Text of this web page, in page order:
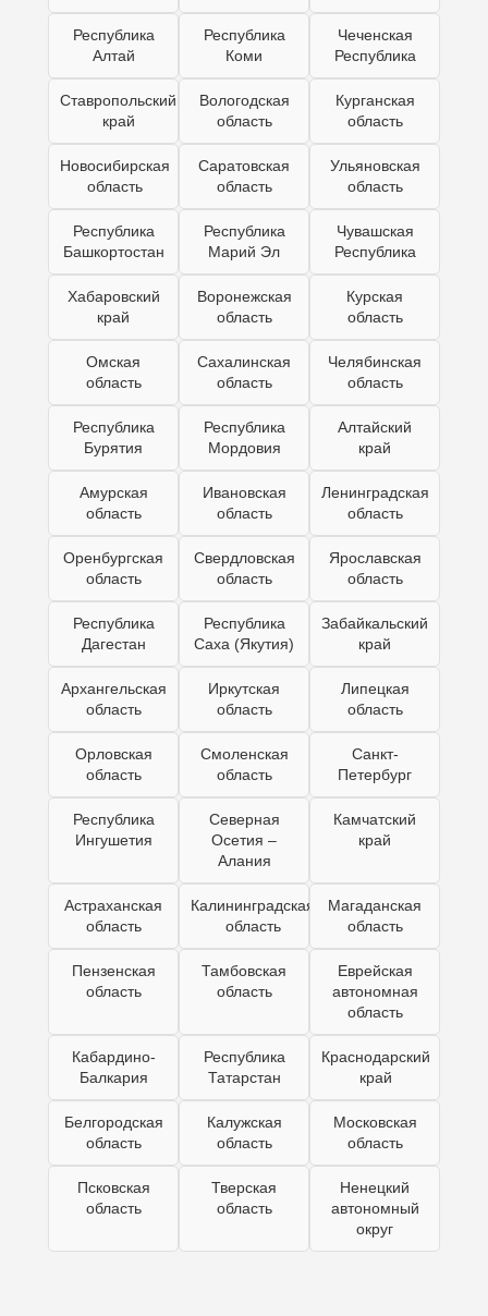
Республика
Алтай
Республика
Коми
Чеченская
Республика
Ставропольский
край
Вологодская
область
Курганская
область
Новосибирская
область
Саратовская
область
Ульяновская
область
Республика
Башкортостан
Республика
Марий Эл
Чувашская
Республика
Хабаровский
край
Воронежская
область
Курская
область
Омская
область
Сахалинская
область
Челябинская
область
Республика
Бурятия
Республика
Мордовия
Алтайский
край
Амурская
область
Ивановская
область
Ленинградская
область
Оренбургская
область
Свердловская
область
Ярославская
область
Республика
Дагестан
Республика
Саха (Якутия)
Забайкальский
край
Архангельская
область
Иркутская
область
Липецкая
область
Орловская
область
Смоленская
область
Санкт-
Петербург
Республика
Ингушетия
Северная
Осетия –
Алания
Камчатский
край
Астраханская
область
Калининградская
область
Магаданская
область
Пензенская
область
Тамбовская
область
Еврейская
автономная
область
Кабардино-
Балкария
Республика
Татарстан
Краснодарский
край
Белгородская
область
Калужская
область
Московская
область
Псковская
область
Тверская
область
Ненецкий
автономный
округ